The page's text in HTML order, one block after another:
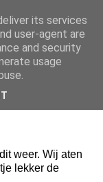
thuis
weer. Wij aten
lekker de
its services
user-agent are
and security
usage